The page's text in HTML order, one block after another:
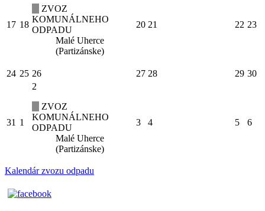
17 18
ZVOZ
KOMUNÁLNEHO
ODPADU
Malé Uherce
(Partizánske)
20 21 22 23
24 25 26 27 28 29 30
31 1
2
ZVOZ
KOMUNÁLNEHO
ODPADU
Malé Uherce
(Partizánske)
3 4 5 6
Kalendár zvozu odpadu